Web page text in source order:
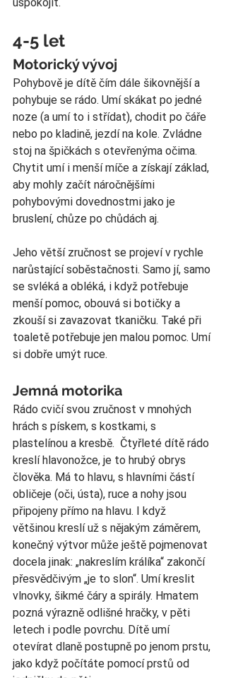
4-5 let
Motorický vývoj
Pohybově je dítě čím dále šikovnější a
pohybuje se rádo. Umí skákat po jedné
noze (a umí to i střídat), chodit po čáře
nebo po kladině, jezdí na kole. Zvládne
stoj na špičkách s otevřenýma očima.
Chytit umí i menší míče a získají základ,
aby mohly začít náročnějšími
pohybovými dovednostmi jako je
bruslení, chůze po chůdách aj.
Jeho větší zručnost se projeví v rychle
narůstající soběstačnosti. Samo jí, samo
se svléká a obléká, i když potřebuje
menší pomoc, obouvá si botičky a
zkouší si zavazovat tkaničku. Také při
toaletě potřebuje jen malou pomoc. Umí
si dobře umýt ruce.
Jemná motorika
Rádo cvičí svou zručnost v mnohých
hrách s pískem, s kostkami, s
plastelínou a kresbě.  Čtyřleté dítě rádo
kreslí hlavonožce, je to hrubý obrys
člověka. Má to hlavu, s hlavními částí
obličeje (oči, ústa), ruce a nohy jsou
připojeny přímo na hlavu. I když
většinou kreslí už s nějakým záměrem,
konečný výtvor může ještě pojmenovat
docela jinak: „nakreslím králíka“ zakončí
přesvědčivým „je to slon“. Umí kreslit
vlnovky, šikmé čáry a spirály. Hmatem
pozná výrazně odlišné hračky, v pěti
letech i podle povrchu. Dítě umí
otevírat dlaně postupně po jenom prstu,
jako když počítáte pomocí prstů od